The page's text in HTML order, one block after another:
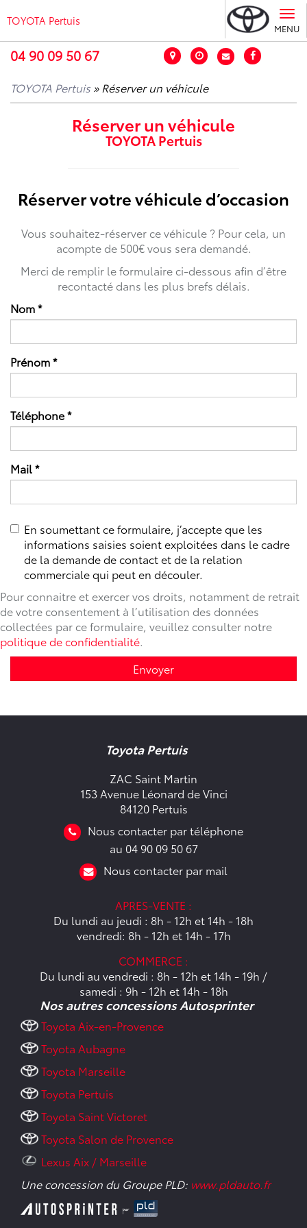
MENU
TOYOTA Pertuis
04 90 09 50 67
TOYOTA Pertuis » Réserver un véhicule
Réserver un véhicule
TOYOTA Pertuis
Réserver votre véhicule d’occasion
Vous souhaitez-réserver ce véhicule ? Pour cela, un
acompte de 500€ vous sera demandé.
Merci de remplir le formulaire ci-dessous afin d’être
recontacté dans les plus brefs délais.
Nom*
Prénom*
Téléphone*
Mail*
En soumettant ce formulaire, j’accepte que les
informations saisies soient exploitées dans le cadre
de la demande de contact et de la relation
commerciale qui peut en découler.
Pour connaitre et exercer vos droits, notamment de retrait
de votre consentement à l’utilisation des données
collectées par ce formulaire, veuillez consulter notre
politique de confidentialité.
Envoyer
Toyota Pertuis
ZAC Saint Martin
153 Avenue Léonard de Vinci
84120 Pertuis
Nous contacter par téléphone
au 04 90 09 50 67
Nous contacter par mail
APRES-VENTE :
Du lundi au jeudi : 8h - 12h et 14h - 18h
vendredi: 8h - 12h et 14h - 17h
COMMERCE :
Du lundi au vendredi : 8h - 12h et 14h - 19h /
samedi : 9h - 12h et 14h - 18h
Nos autres concessions Autosprinter
Toyota Aix-en-Provence
Toyota Aubagne
Toyota Marseille
Toyota Pertuis
Toyota Saint Victoret
Toyota Salon de Provence
Lexus Aix / Marseille
Une concession du Groupe PLD: www.pldauto.fr